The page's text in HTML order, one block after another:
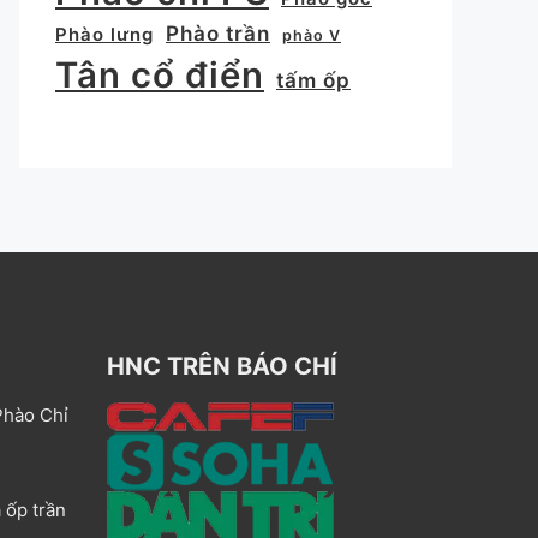
Phào lưng
Phào trần phào V
Tân cổ điển tấm ốp
Chỉ
ốp trần
HNC TRÊN BÁO CHÍ